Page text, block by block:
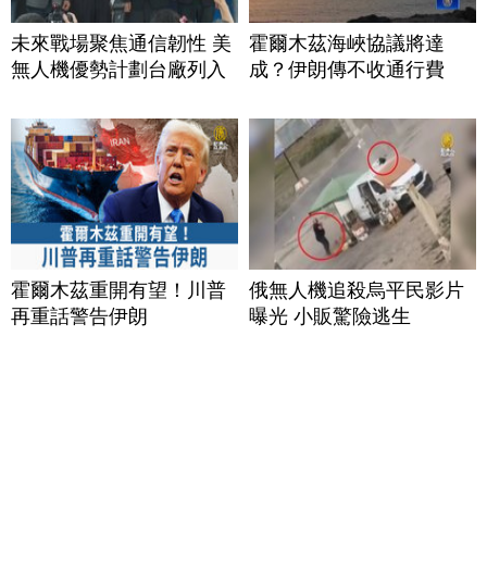
未來戰場聚焦通信韌性 美
無人機優勢計劃台廠列入
霍爾木茲海峽協議將達
成？伊朗傳不收通行費
霍爾木茲重開有望！川普
再重話警告伊朗
俄無人機追殺烏平民影片
曝光 小販驚險逃生